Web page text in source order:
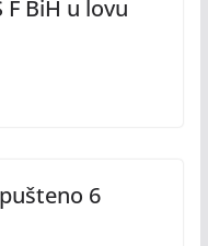
F BiH u lovu
6